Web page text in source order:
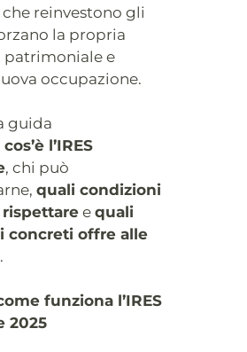
reinvestono gli
la propria
patrimoniale e
occupazione.
guida
cos’è l’IRES
, chi può
quali condizioni
e quali
concreti offre alle
.
funziona l’IRES
2025